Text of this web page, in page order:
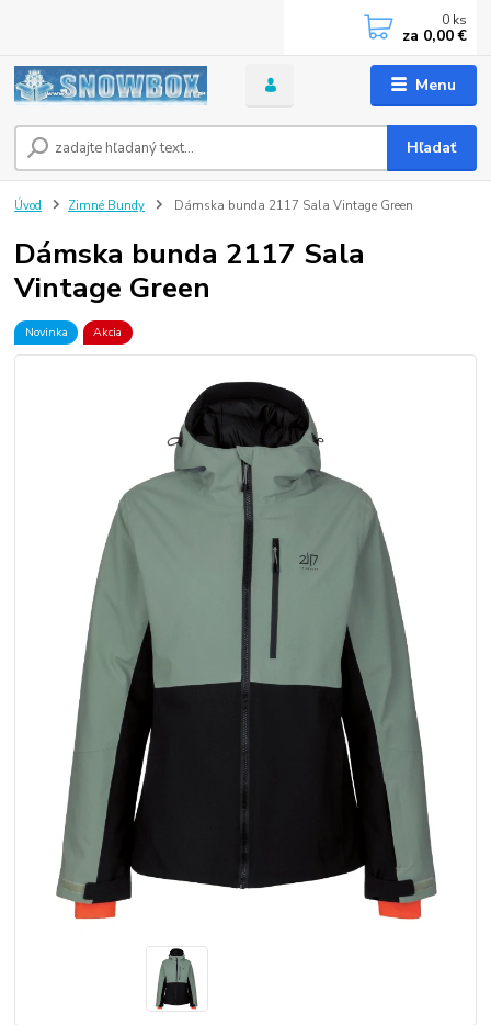
Menu
Hľadať
0 ks
za 0,00 €
Úvod Zimné Bundy Dámska bunda 2117 Sala Vintage Green
Dámska bunda 2117 Sala
Vintage Green
Novinka Akcia